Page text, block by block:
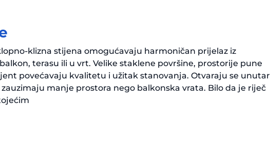
klizna stijena omogućavaju harmoničan prijelaz iz
terasu ili u vrt. Velike staklene površine, prostorije pune
povećavaju kvalitetu i užitak stanovanja. Otvaraju se unutar
manje prostora nego balkonska vrata. Bilo da je riječ